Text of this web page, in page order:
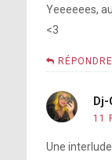
Yeeeeees,
<3
RÉPONDRE
Dj-
11
Une